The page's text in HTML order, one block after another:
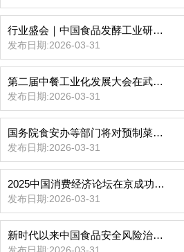
行业盛会｜中国食品发酵工业研究院联合主办！天然提取物、健康原料及创新原料世界博览会暨天然健康产品及功能食品世界博览会8月西安启幕
发布日期:2026-03-31
第二届中餐工业化发展大会在武汉成功举办 共探精准营养与智慧餐饮新未来
发布日期:2026-03-31
国务院食安办等部门将对预制菜国家标准等公开征求意见
发布日期:2026-03-31
2025中国消费经济论坛在京成功召开
发布日期:2026-03-31
新时代以来中国食品安全风险治理效能显著——食品安全风险治理政策工具体系逐步形成